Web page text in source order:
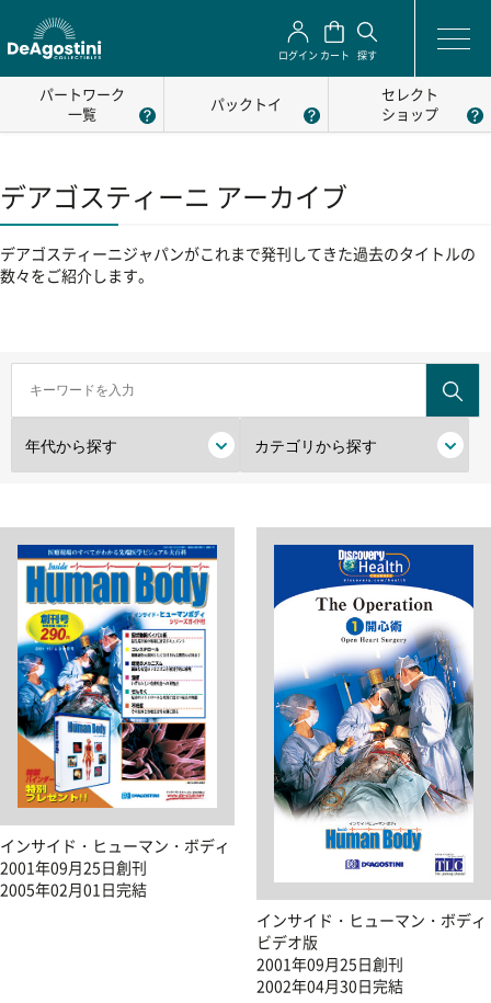
ログイン カート 探す
パートワーク
一覧
パックトイ
セレクト
ショップ
デアゴスティーニ アーカイブ
デアゴスティーニジャパンがこれまで発刊してきた過去のタイトルの
数々をご紹介します。
インサイド・ヒューマン・ボディ
2001年09月25日創刊
2005年02月01日完結
インサイド・ヒューマン・ボディ
ビデオ版
2001年09月25日創刊
2002年04月30日完結